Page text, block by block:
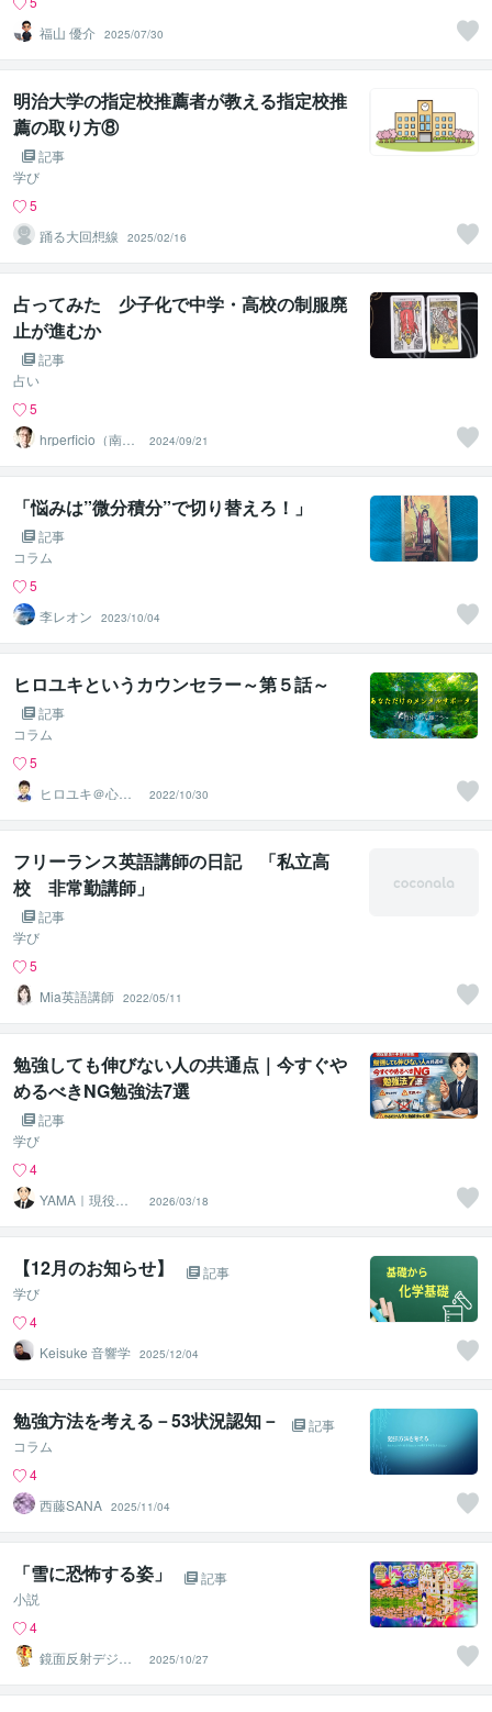
福山 優介 2025/07/30
明治大学の指定校推薦者が教える指定校推
薦の取り方⑧
記事
学び
5
踊る大回想線
2025/02/16
占ってみた 少子化で中学・高校の制服廃
止が進むか
記事
占い
5
hrperficio（南仙
台の父）
2024/09/21
「悩みは”微分積分”で切り替えろ！」
記事
コラム
5
李レオン
2023/10/04
ヒロユキというカウンセラー～第５話～
記事
コラム
5
ヒロユキ＠心の
ケアナース
2022/10/30
フリーランス英語講師の日記 「私立高
校 非常勤講師」
記事
学び
5
Mia英語講師 2022/05/11
勉強しても伸びない人の共通点｜今すぐや
めるべきNG勉強法7選
記事
学び
4
YAMA｜現役の
2026/03/18
【12月のお知らせ】
記事
学び
4
Keisuke 音響学 2025/12/04
勉強方法を考える－53状況認知－
記事
コラム
4
西藤SANA 2025/11/04
「雪に恐怖する姿」
記事
小説
4
鏡面反射デジタ
ルアート製作所
（鈴木穣）
2025/10/27